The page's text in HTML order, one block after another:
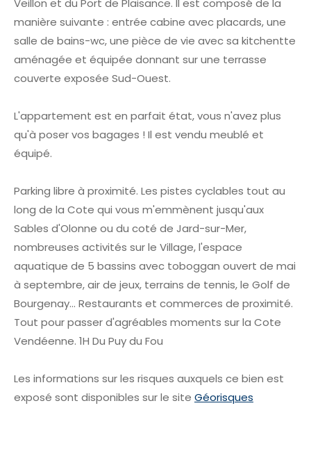
manière suivante : entrée cabine avec placards, une
salle de bains-wc, une pièce de vie avec sa kitchentte
aménagée et équipée donnant sur une terrasse
couverte exposée Sud-Ouest.
L'appartement est en parfait état, vous n'avez plus
qu'à poser vos bagages ! Il est vendu meublé et
équipé.
Parking libre à proximité. Les pistes cyclables tout au
long de la Cote qui vous m'emmènent jusqu'aux
Sables d'Olonne ou du coté de Jard-sur-Mer,
nombreuses activités sur le Village, l'espace
aquatique de 5 bassins avec toboggan ouvert de mai
à septembre, air de jeux, terrains de tennis, le Golf de
Bourgenay... Restaurants et commerces de proximité.
Tout pour passer d'agréables moments sur la Cote
Vendéenne. 1H Du Puy du Fou
Les informations sur les risques auxquels ce bien est
exposé sont disponibles sur le site Géorisques